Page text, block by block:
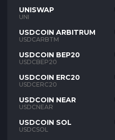
UNISWAP
UNI
USDCOIN ARBITRUM
USDCARBTM
USDCOIN BEP20
USDCBEP20
USDCOIN ERC20
USDCERC20
USDCOIN NEAR
USDCNEAR
USDCOIN SOL
USDCSOL